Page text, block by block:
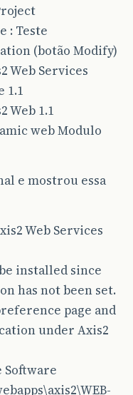
: Teste
(botão Modify)
Web Services
1.1
Web 1.1
web Modulo
e mostrou essa
Web Services
installed since
has not been set.
page and
under Axis2
Software